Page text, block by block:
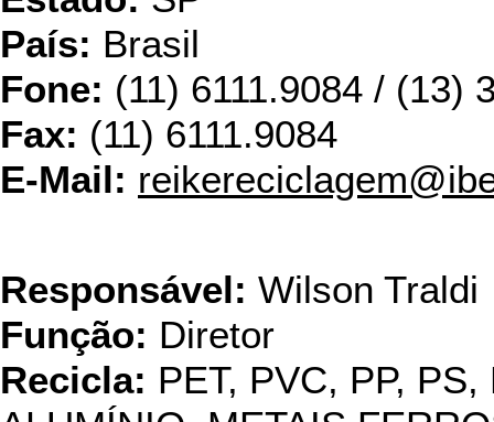
País: Brasil
Fone: (11) 6111.9084 / (13)
Fax: (11) 6111.9084
E-Mail:
Responsável: Wilson Traldi
Função: Diretor
Recicla: PET, PVC, PP,